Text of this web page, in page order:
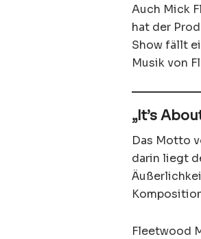
Auch Mick
hat der
Show fällt
Musik von
„It’s
Das Motto
darin liegt
Fleetwood